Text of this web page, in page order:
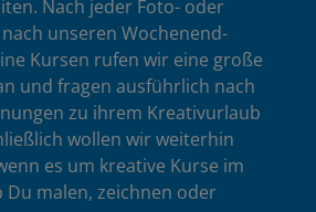
Nach jeder Foto- oder
unseren Wochenend-
Kursen rufen wir eine große
und fragen ausführlich nach
zu ihrem Kreativurlaub
wollen wir weiterhin
es um kreative Kurse im
Du malen, zeichnen oder